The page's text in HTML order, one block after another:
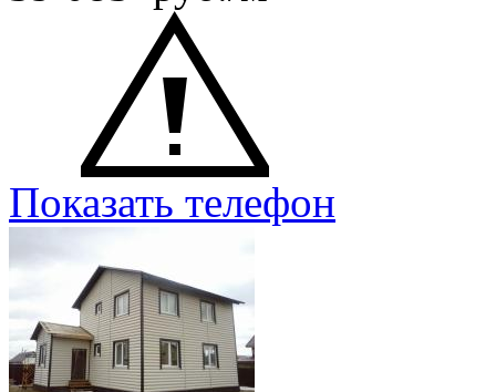
Показать телефон